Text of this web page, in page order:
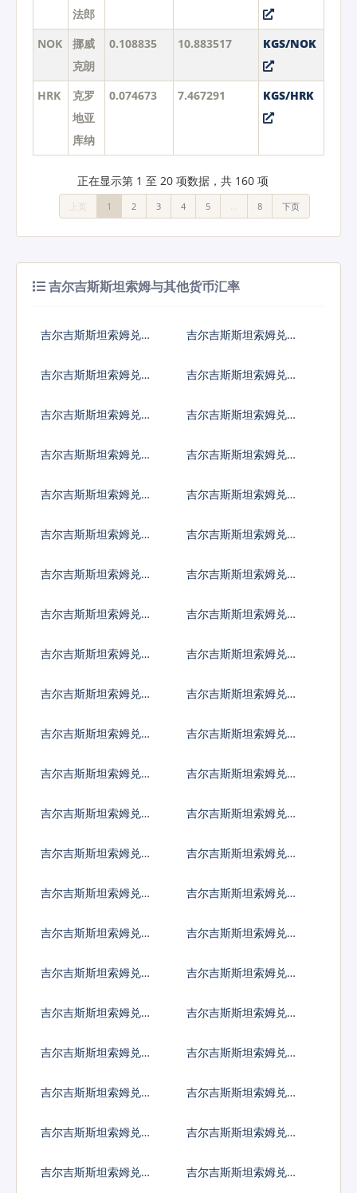
法郎
NOK
挪威
克朗
0.108835 10.883517 KGS/NOK
HRK
克罗
地亚
库纳
0.074673 7.467291 KGS/HRK
正在显示第 1 至 20 项数据，共 160 项
上页 1 2 3 4 5 8 下页
吉尔吉斯斯坦索姆与其他货币汇率
吉尔吉斯斯坦索姆兑人
吉尔吉斯斯坦索姆兑美
吉尔吉斯斯坦索姆兑日
吉尔吉斯斯坦索姆兑欧
吉尔吉斯斯坦索姆兑英
吉尔吉斯斯坦索姆兑港
吉尔吉斯斯坦索姆兑韩
吉尔吉斯斯坦索姆兑澳
吉尔吉斯斯坦索姆兑加
吉尔吉斯斯坦索姆兑新
吉尔吉斯斯坦索姆兑保
吉尔吉斯斯坦索姆兑捷
吉尔吉斯斯坦索姆兑丹
吉尔吉斯斯坦索姆兑匈
吉尔吉斯斯坦索姆兑波
吉尔吉斯斯坦索姆兑罗
吉尔吉斯斯坦索姆兑瑞
吉尔吉斯斯坦索姆兑瑞
吉尔吉斯斯坦索姆兑挪
吉尔吉斯斯坦索姆兑克
吉尔吉斯斯坦索姆兑卢
吉尔吉斯斯坦索姆兑土
吉尔吉斯斯坦索姆兑巴
吉尔吉斯斯坦索姆兑印
吉尔吉斯斯坦索姆兑以
吉尔吉斯斯坦索姆兑印
吉尔吉斯斯坦索姆兑墨
吉尔吉斯斯坦索姆兑林
吉尔吉斯斯坦索姆兑新
吉尔吉斯斯坦索姆兑菲
吉尔吉斯斯坦索姆兑泰
吉尔吉斯斯坦索姆兑南
吉尔吉斯斯坦索姆兑冰
吉尔吉斯斯坦索姆兑新
吉尔吉斯斯坦索姆兑澳
吉尔吉斯斯坦索姆兑津
吉尔吉斯斯坦索姆兑阿
吉尔吉斯斯坦索姆兑阿
吉尔吉斯斯坦索姆兑阿
吉尔吉斯斯坦索姆兑亚
吉尔吉斯斯坦索姆兑安
吉尔吉斯斯坦索姆兑阿
吉尔吉斯斯坦索姆兑阿
吉尔吉斯斯坦索姆兑阿